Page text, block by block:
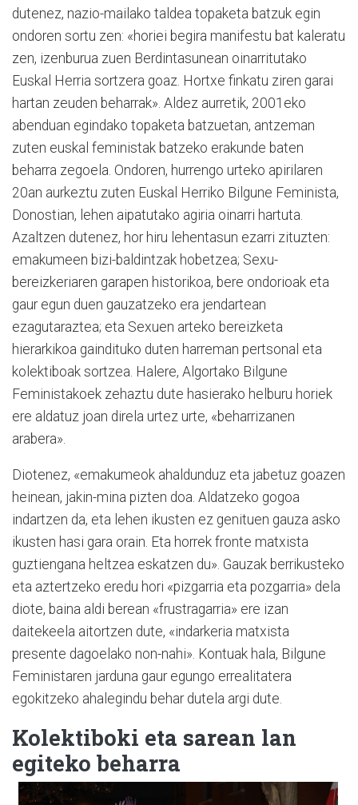
dutenez, nazio-mailako taldea topaketa batzuk egin
ondoren sortu zen: «horiei begira manifestu bat kaleratu
zen, izenburua zuen Berdintasunean oinarritutako
Euskal Herria sortzera goaz. Hortxe finkatu ziren garai
hartan zeuden beharrak». Aldez aurretik, 2001eko
abenduan egindako topaketa batzuetan, antzeman
zuten euskal feministak batzeko erakunde baten
beharra zegoela. Ondoren, hurrengo urteko apirilaren
20an aurkeztu zuten Euskal Herriko Bilgune Feminista,
Donostian, lehen aipatutako agiria oinarri hartuta.
Azaltzen dutenez, hor hiru lehentasun ezarri zituzten:
emakumeen bizi-baldintzak hobetzea; Sexu-
bereizkeriaren garapen historikoa, bere ondorioak eta
gaur egun duen gauzatzeko era jendartean
ezagutaraztea; eta Sexuen arteko bereizketa
hierarkikoa gaindituko duten harreman pertsonal eta
kolektiboak sortzea. Halere, Algortako Bilgune
Feministakoek zehaztu dute hasierako helburu horiek
ere aldatuz joan direla urtez urte, «beharrizanen
arabera».
Diotenez, «emakumeok ahaldunduz eta jabetuz goazen
heinean, jakin-mina pizten doa. Aldatzeko gogoa
indartzen da, eta lehen ikusten ez genituen gauza asko
ikusten hasi gara orain. Eta horrek fronte matxista
guztiengana heltzea eskatzen du». Gauzak berrikusteko
eta aztertzeko eredu hori «pizgarria eta pozgarria» dela
diote, baina aldi berean «frustragarria» ere izan
daitekeela aitortzen dute, «indarkeria matxista
presente dagoelako non-nahi». Kontuak hala, Bilgune
Feministaren jarduna gaur egungo errealitatera
egokitzeko ahalegindu behar dutela argi dute.
Kolektiboki eta sarean lan
egiteko beharra